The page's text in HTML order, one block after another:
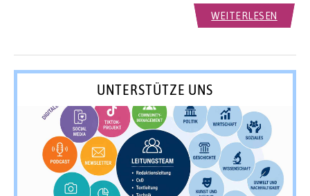
WEITERLESEN
UNTERSTÜTZE UNS